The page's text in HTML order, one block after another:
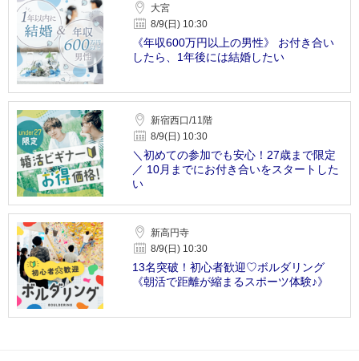
大宮
8/9(日) 10:30
《年収600万円以上の男性》 お付き合い
したら、1年後には結婚したい
新宿西口/11階
8/9(日) 10:30
＼初めての参加でも安心！27歳まで限定
／ 10月までにお付き合いをスタートした
い
新高円寺
8/9(日) 10:30
13名突破！初心者歓迎♡ボルダリング
《朝活で距離が縮まるスポーツ体験♪》